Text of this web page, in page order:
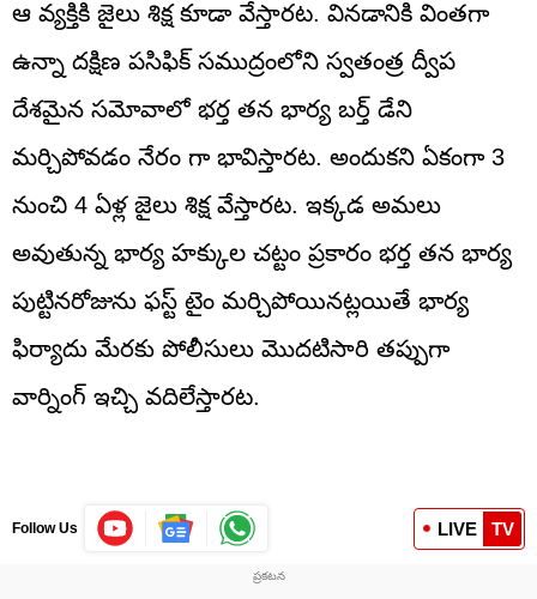
ఆ వ్యక్తికి జైలు శిక్ష కూడా వేస్తారట. వినడానికి వింతగా
ఉన్నా దక్షిణ పసిఫిక్ సముద్రంలోని స్వతంత్ర ద్వీప
దేశమైన సమోవాలో భర్త తన భార్య బర్త్ డేని
మర్చిపోవడం నేరం గా భావిస్తారట. అందుకని ఏకంగా 3
నుంచి 4 ఏళ్ల జైలు శిక్ష వేస్తారట. ఇక్కడ అమలు
అవుతున్న భార్య హక్కుల చట్టం ప్రకారం భర్త తన భార్య
పుట్టినరోజును ఫస్ట్ టైం మర్చిపోయినట్లయితే భార్య
ఫిర్యాదు మేరకు పోలీసులు మొదటిసారి తప్పుగా
వార్నింగ్ ఇచ్చి వదిలేస్తారట.
Follow Us LIVE TV